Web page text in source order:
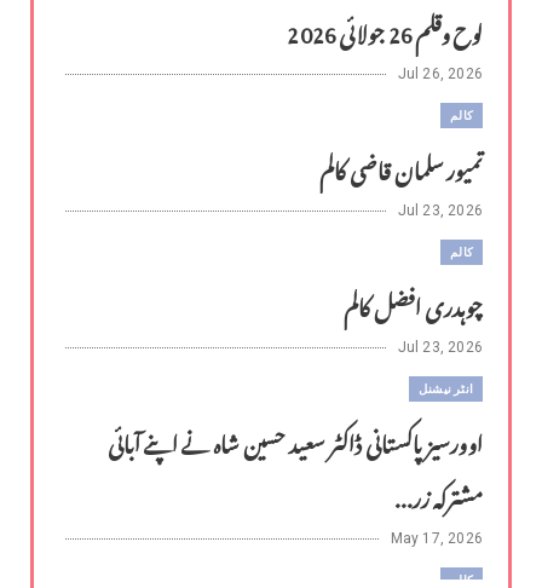
لوح وقلم 26 جولائی 2026
Jul 26, 2026
کالم
تمیور سلمان قاضی کالم
Jul 23, 2026
کالم
چوہدری افضل کالم
Jul 23, 2026
انٹر نیشنل
اوورسیز پاکستانی ڈاکٹر سعید حسین شاہ نے اپنے آبائی
مشترکہ زر...
May 17, 2026
کالم